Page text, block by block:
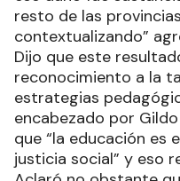
resto de las
contextualizando”
Dijo que este
reconocimiento a la
estrategias
encabezado por
que “la educación es
justicia social” y eso